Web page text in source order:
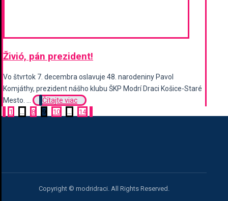
Živió, pán prezident!
Vo štvrtok 7. decembra oslavuje 48. narodeniny Pavol
Komjáthy, prezident nášho klubu ŠKP Modrí Draci Košice-Staré
Mesto. ...
Čítajte viac
Stránkovanie
1 … 8 9 10 … 14
Copyright © modridraci. All Rights Reserved.